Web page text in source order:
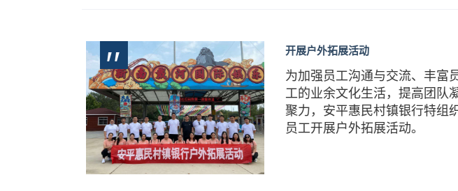
开展户外拓展活动
为加强员工沟通与交流、丰富员
工的业余文化生活，提高团队凝
聚力，安平惠民村镇银行特组织
员工开展户外拓展活动。